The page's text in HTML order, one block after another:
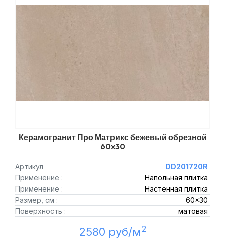
Керамогранит Про Матрикс бежевый обрезной
60x30
Артикул
DD201720R
Применение :
Напольная плитка
Применение :
Настенная плитка
Размер, см :
60x30
Поверхность :
матовая
2580 руб/м2